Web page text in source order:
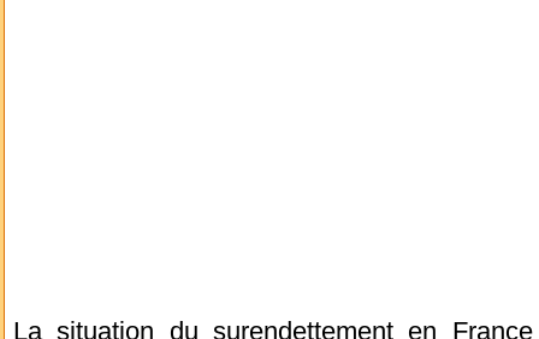
La situation du surendettement en